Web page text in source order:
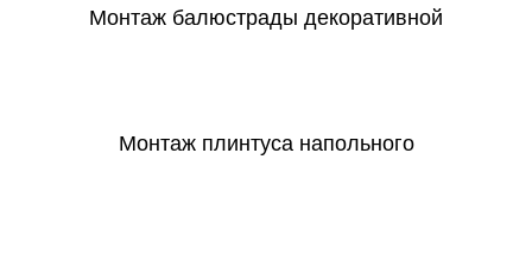
Монтаж балюстрады декоративной
Монтаж плинтуса напольного